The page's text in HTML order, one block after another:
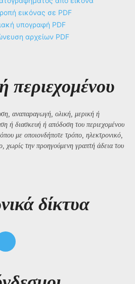
εικόνας σε PDF
υπογραφή PDF
αρχείων PDF
περιεχομένου
αναπαραγωγή, ολική, μερική ή
ή διασκευή ή απόδοση του περιεχομένου
με οποιονδήποτε τρόπο, ηλεκτρονικό,
χωρίς την προηγούμενη γραπτή άδεια του
δίκτυα